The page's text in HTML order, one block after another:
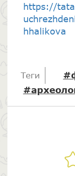
https://
hhalikova
Теги